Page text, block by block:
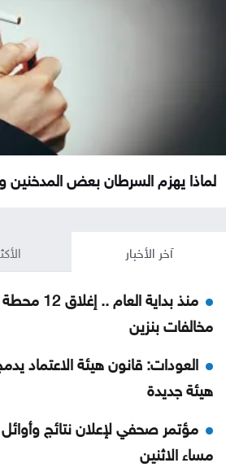
لماذا يهزم السرطان بعض المدخنين
آخر الأخبار
منذ بداية
مخالفات بنزين
العودات: قانون هيئة الاعتماد
هيئة جديدة
مؤتمر صحفي لإعلان نتائج
مساء الاثنين